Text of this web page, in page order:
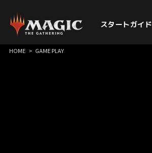
スタートガイド
HOME > GAME PLAY